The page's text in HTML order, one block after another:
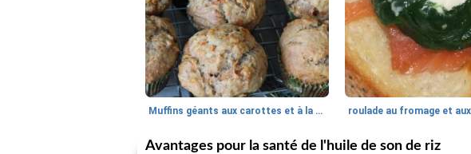
Muffins géants aux carottes et à la banane de Nif roulade au fromage et
Avantages pour la santé de l'huile de son de riz